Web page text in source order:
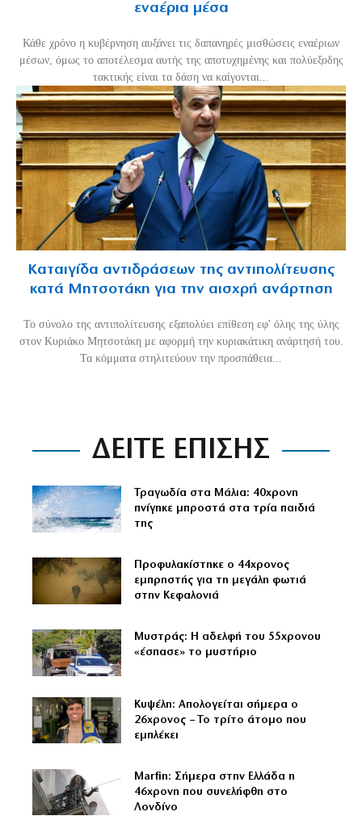
εναέρια μέσα
Κάθε χρόνο η κυβέρνηση αυξάνει τις δαπανηρές μισθώσεις εναέριων
μέσων, όμως το αποτέλεσμα αυτής της αποτυχημένης και πολύεξοδης
τακτικής είναι τα δάση να καίγονται...
Καταιγίδα αντιδράσεων της αντιπολίτευσης
κατά Μητσοτάκη για την αισχρή ανάρτηση
Το σύνολο της αντιπολίτευσης εξαπολύει επίθεση εφ' όλης της ύλης
στον Κυριάκο Μητσοτάκη με αφορμή την κυριακάτικη ανάρτησή του.
Τα κόμματα στηλιτεύουν την προσπάθεια...
ΔΕΙΤΕ ΕΠΙΣΗΣ
Τραγωδία στα Μάλια: 40χρονη
πνίγηκε μπροστά στα τρία παιδιά
της
Προφυλακίστηκε ο 44χρονος
εμπρηστής για τη μεγάλη φωτιά
στην Κεφαλονιά
Μυστράς: Η αδελφή του 55χρονου
«έσπασε» το μυστήριο
Κυψέλη: Απολογείται σήμερα ο
26χρονος – Το τρίτο άτομο που
εμπλέκει
Marfin: Σήμερα στην Ελλάδα η
46χρονη που συνελήφθη στο
Λονδίνο